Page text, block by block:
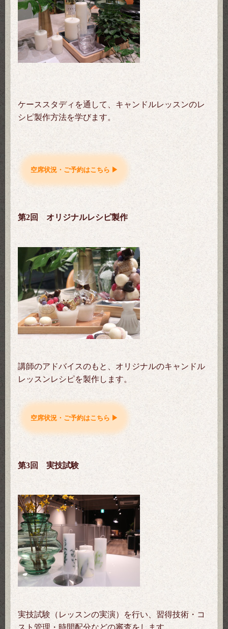
ケーススタディを通して、キャンドルレッスンのレ
シピ製作方法を学びます。
空席状況・ご予約はこちら ▶
第2回 オリジナルレシピ製作
講師のアドバイスのもと、オリジナルのキャンドル
レッスンレシピを製作します。
空席状況・ご予約はこちら ▶
第3回 実技試験
実技試験（レッスンの実演）を行い、習得技術・コ
スト管理・時間配分などの審査をします。